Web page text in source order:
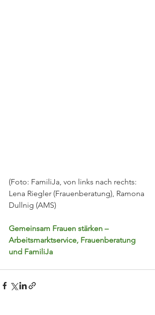
(Foto: FamiliJa, von links nach rechts:
Lena Riegler (Frauenberatung), Ramona
Dullnig (AMS)
Gemeinsam Frauen stärken –
Arbeitsmarktservice, Frauenberatung
und FamiliJa